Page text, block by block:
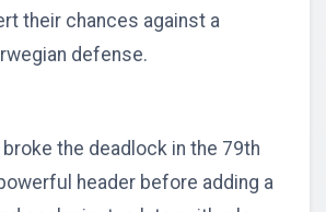
their chances against a
defense.
broke the deadlock in the 79th
header before adding a